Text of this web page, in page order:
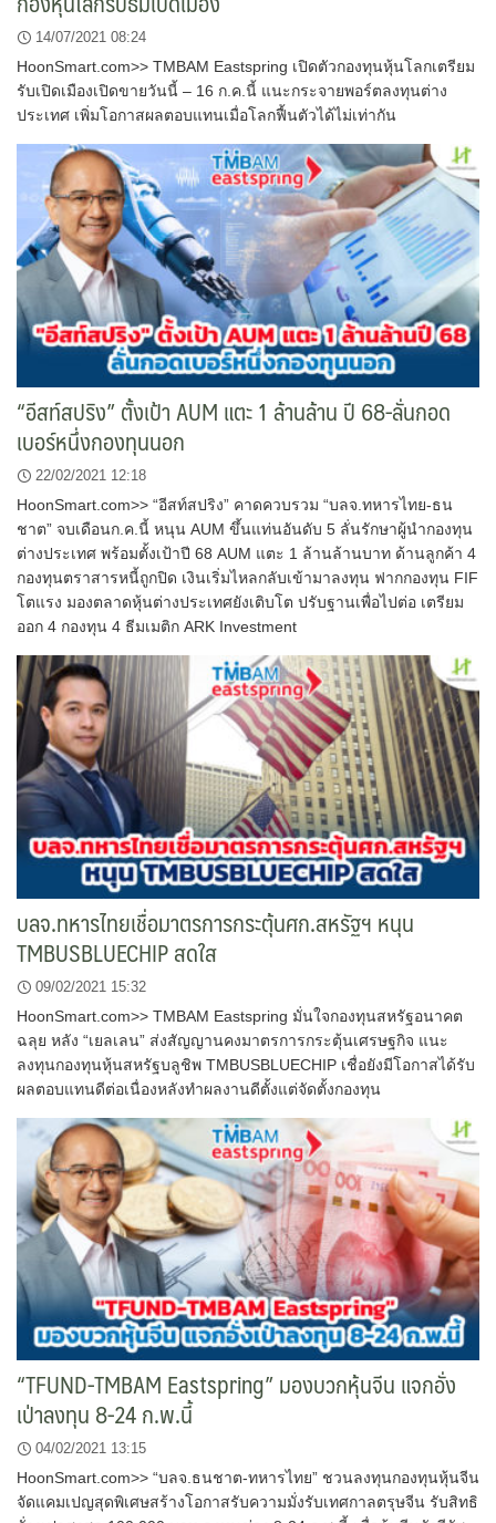
14/07/2021 08:24
HoonSmart.com>> TMBAM Eastspring เปิดตัวกองทุนหุ้นโลกเตรียม
รับเปิดเมืองเปิดขายวันนี้ – 16 ก.ค.นี้ แนะกระจายพอร์ตลงทุนต่าง
ประเทศ เพิ่มโอกาสผลตอบแทนเมื่อโลกฟื้นตัวได้ไม่เท่ากัน
“อีสท์สปริง” ตั้งเป้า AUM แตะ 1 ล้านล้าน ปี 68-ลั่นกอด
เบอร์หนึ่งกองทุนนอก
22/02/2021 12:18
HoonSmart.com>> “อีสท์สปริง” คาดควบรวม “บลจ.ทหารไทย-ธน
ชาต” จบเดือนก.ค.นี้ หนุน AUM ขึ้นแท่นอันดับ 5 ลั่นรักษาผู้นำกองทุน
ต่างประเทศ พร้อมตั้งเป้าปี 68 AUM แตะ 1 ล้านล้านบาท ด้านลูกค้า 4
กองทุนตราสารหนี้ถูกปิด เงินเริ่มไหลกลับเข้ามาลงทุน ฟากกองทุน FIF
โตแรง มองตลาดหุ้นต่างประเทศยังเติบโต ปรับฐานเพื่อไปต่อ เตรียม
ออก 4 กองทุน 4 ธีมเมติก ARK Investment
บลจ.ทหารไทยเชื่อมาตรการกระตุ้นศก.สหรัฐฯ หนุน
TMBUSBLUECHIP สดใส
09/02/2021 15:32
HoonSmart.com>> TMBAM Eastspring มั่นใจกองทุนสหรัฐอนาคต
ฉลุย หลัง “เยลเลน” ส่งสัญญานคงมาตรการกระตุ้นเศรษฐกิจ แนะ
ลงทุนกองทุนหุ้นสหรัฐบลูชิพ TMBUSBLUECHIP เชื่อยังมีโอกาสได้รับ
ผลตอบแทนดีต่อเนื่องหลังทำผลงานดีตั้งแต่จัดตั้งกองทุน
“TFUND-TMBAM Eastspring” มองบวกหุ้นจีน แจกอั่ง
เป่าลงทุน 8-24 ก.พ.นี้
04/02/2021 13:15
HoonSmart.com>> “บลจ.ธนชาต-ทหารไทย” ชวนลงทุนกองทุนหุ้นจีน
จัดแคมเปญสุดพิเศษสร้างโอกาสรับความมั่งรับเทศกาลตรุษจีน รับสิทธิ